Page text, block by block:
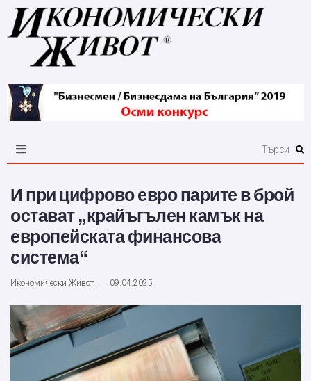
И при цифрово евро парите в брой
остават „крайъгълен камък на
европейската финансова
система“
Икономически Живот 09.04.2025